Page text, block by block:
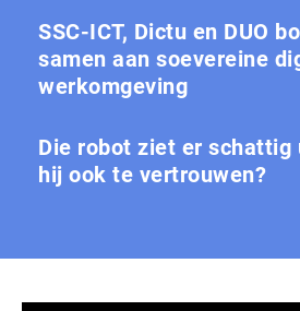
SSC-ICT, Dictu en DUO
samen aan soevereine
werkomgeving
Die robot ziet er schattig
hij ook te vertrouwen?